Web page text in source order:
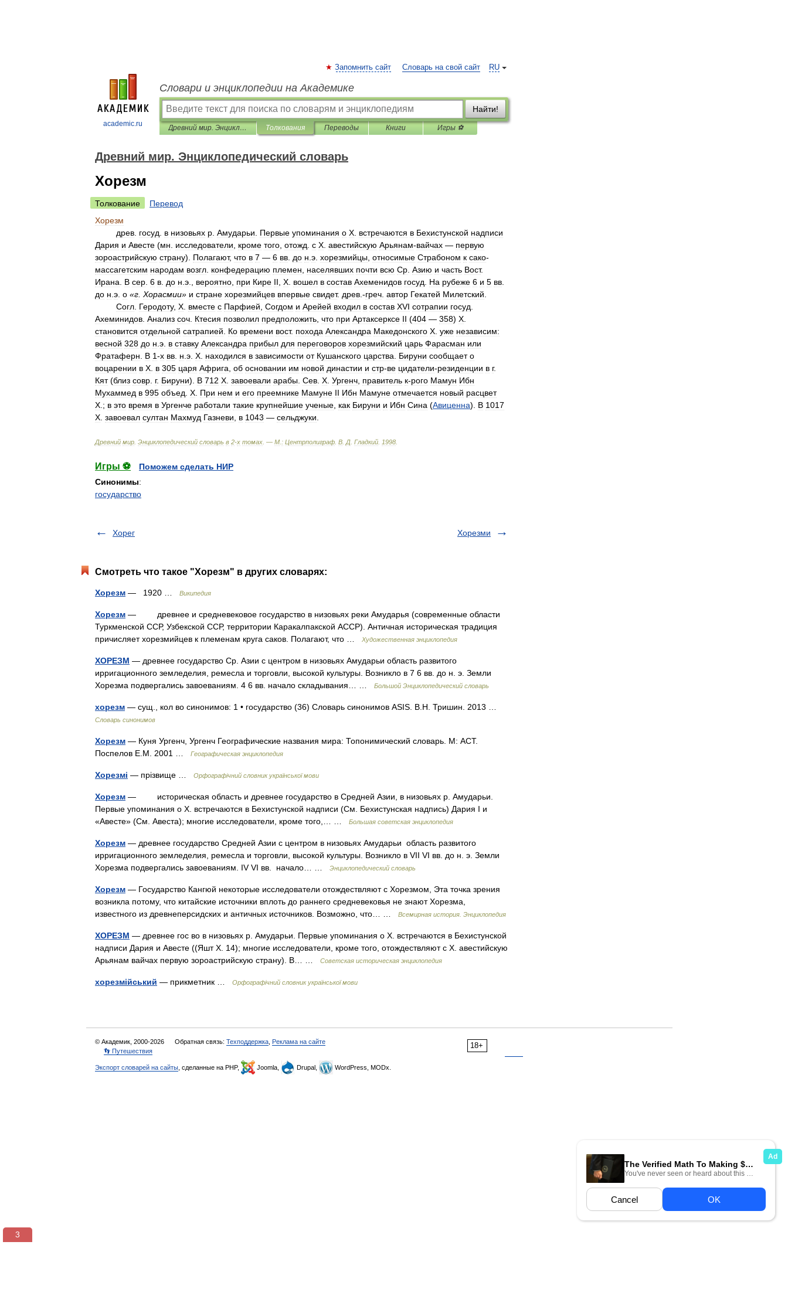
academic.ru
RU
Запомнить сайт Словарь на свой сайт
Словари и энциклопедии на Академике
Найти!
Древний мир. Энциклопедический словарь Толкования Переводы Книги Игры ⚽
Древний мир. Энциклопедический словарь
Хорезм
Толкование
Перевод
Хорезм
древ госуд в низовьях р Амударьи Первые упоминания о Х встречаются в Бехистунской надписи
Дария и Авесте (мн исследователи кроме того отожд с Х авестийскую Арьянам-вайчах — первую
зороастрийскую страну). Полагают, что в 7 — 6 вв до н э хорезмийцы относимые Страбоном к сако-
массагетским народам возгл конфедерацию племен населявших почти всю Ср Азию и часть Вост.
Ирана
В сер 6 в до н э вероятно при Кире II Х вошел в состав Ахеменидов госуд На рубеже 6 и 5 вв
до н э о «г Хорасмии» и стране хорезмийцев впервые свидет. древ .-греч автор Гекатей Милетский
Согл Геродоту, Х вместе с Парфией Согдом и Арейей входил в состав ХVI сотрапии госуд
Ахеминидов Анализ соч Ктесия позволил предположить что при Артаксерксе II (404 — 358) Х
становится отдельной сатрапией Ко времени вост. похода Александра Македонского Х уже независим:
весной 328 до н э в ставку Александра прибыл для переговоров хорезмийский царь Фарасман или
Фратаферн
В 1-х вв н э Х находился в зависимости от Кушанского царства Бируни сообщает о
воцарении в Х в 305 царя Африга об основании им новой династии и стр-ве цидатели-резиденции в г.
Кят(близ совр г. Бируни). В 712 Х завоевали арабы Сев Х Ургенч правитель к-рого Мамун Ибн
Мухаммед в 995 объед Х При нем и его преемнике Мамуне II Ибн Мамуне отмечается новый расцвет
Х .; в это время в Ургенче работали такие крупнейшие ученые как Бируни и Ибн Сина (Авиценна). В 1017
Х завоевал султан Махмуд Газневи в 1043 — сельджуки
Древний мир Энциклопедический словарь в 2-х томах . — М : Центрполиграф В Д Гладкий 1998
Игры ⚽
Поможем сделать НИР
Синонимы:
государство
Хорег Хорезми
Смотреть что такое "Хорезм" в других словарях:
Хорезм — 1920 … Википедия
Хорезм — древнее и средневековое государство в низовьях реки Амударья (современные области
Туркменской ССР, Узбекской ССР, территории Каракалпакской АССР). Античная историческая традиция
причисляет хорезмийцев к племенам круга саков. Полагают, что …
Художественная энциклопедия
ХОРЕЗМ — древнее государство Ср. Азии с центром в низовьях Амударьи область развитого
ирригационного земледелия, ремесла и торговли, высокой культуры. Возникло в 7 6 вв. до н. э. Земли
Хорезма подвергались завоеваниям. 4 6 вв. начало складывания… …
Большой Энциклопедический словарь
хорезм — сущ., кол во синонимов: 1 • государство (36) Словарь синонимов ASIS. В.Н. Тришин. 2013 …
Словарь синонимов
Хорезм — Куня Ургенч, Ургенч Географические названия мира: Топонимический словарь. М: АСТ.
Поспелов Е.М. 2001 …
Географическая энциклопедия
Хорезмі — прізвище … Орфографічний словник української мови
Хорезм — историческая область и древнее государство в Средней Азии, в низовьях р. Амударьи.
Первые упоминания о X. встречаются в Бехистунской надписи (См. Бехистунская надпись) Дария I и
«Авесте» (См. Авеста); многие исследователи, кроме того,… …
Большая советская энциклопедия
Хорезм — древнее государство Средней Азии с центром в низовьях Амударьи область развитого
ирригационного земледелия, ремесла и торговли, высокой культуры. Возникло в VII VI вв. до н. э. Земли
Хорезма подвергались завоеваниям. IV VI вв. начало… …
Энциклопедический словарь
Хорезм — Государство Кангюй некоторые исследователи отождествляют с Хорезмом, Эта точка зрения
возникла потому, что китайские источники вплоть до раннего средневековья не знают Хорезма,
известного из древнеперсидских и античных источников. Возможно, что… …
Всемирная история. Энциклопедия
ХОРЕЗМ — древнее гос во в низовьях р. Амударьи. Первые упоминания о X. встречаются в Бехистунской
надписи Дария и Авесте ((Яшт X. 14); многие исследователи, кроме того, отождествляют с X. авестийскую
Арьянам вайчах первую зороастрийскую страну). В… …
Советская историческая энциклопедия
хорезмійський — прикметник … Орфографічний словник української мови
18+
© Академик, 2000-2026 Обратная связь: Техподдержка Реклама на сайте
👣 Путешествия
Экспорт словарей на сайты , сделанные на PHP, Joomla, Drupal, WordPress, MODx.
3